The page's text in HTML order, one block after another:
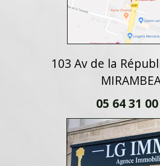
103 Av de la
05 64 31